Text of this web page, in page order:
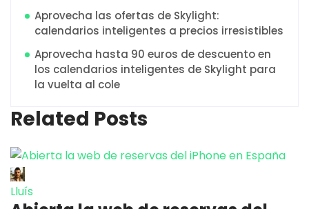
Aprovecha las ofertas de Skylight:
calendarios inteligentes a precios irresistibles
Aprovecha hasta 90 euros de descuento en
los calendarios inteligentes de Skylight para
la vuelta al cole
Related Posts
Lluís